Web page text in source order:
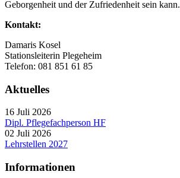
Geborgenheit und der Zufriedenheit sein kann.
Kontakt:
Damaris Kosel
Stationsleiterin Plegeheim
Telefon: 081 851 61 85
Aktuelles
16 Juli 2026
Dipl. Pflegefachperson HF
02 Juli 2026
Lehrstellen 2027
Informationen